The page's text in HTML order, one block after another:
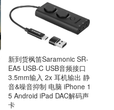
新到货枫笛Saramonic SR-
EA5 USB-C USB音频接口
3.5mm输入 2x 耳机输出 静
音&噪音抑制 电脑 iPhone 1
5 Android iPad DAC解码声
卡